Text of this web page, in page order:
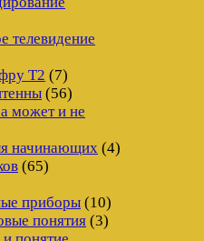
Т2 (7)
(56)
может и не
начинающих (4)
(65)
приборы (10)
понятия (3)